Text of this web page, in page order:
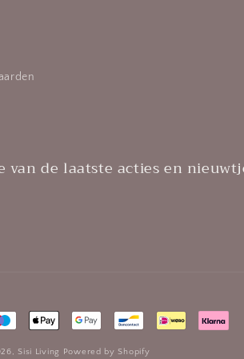
de laatste acties en
Sisi Living Powered by Shopify